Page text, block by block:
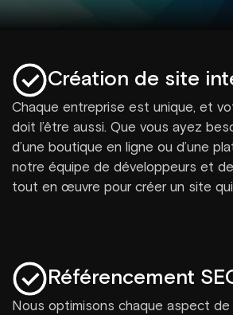
Création de site
Chaque entreprise est unique, et
doit l’être aussi. Que vous ayez
d’une boutique en ligne ou d’une
notre équipe de développeurs et
tout en œuvre pour créer un site
Référencement
Nous optimisons chaque aspect